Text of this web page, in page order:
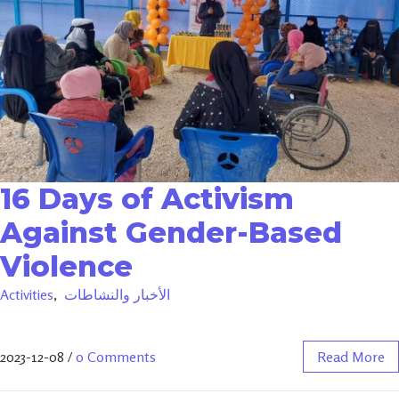
16 Days of Activism
Against Gender-Based
Violence
Activities, الأخبار والنشاطات
2023-12-08 / 0 Comments Read More